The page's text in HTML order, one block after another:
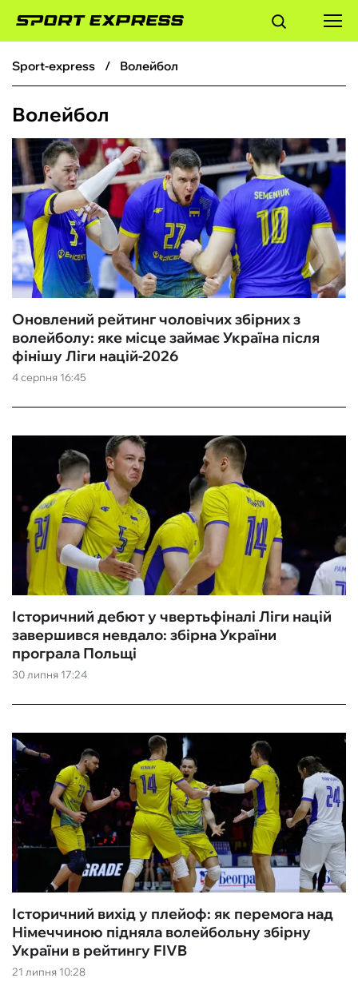
ФУТБОЛ
БОКС
ХОКЕЙ
ТЕНІС
КІБЕРСПОРТ
ЧС-2026
ФУТЗАЛ
ІНШІ
БУКМЕКЕРИ
sport-express Волейбол
Волейбол
4 серпня 16:45
Оновлений рейтинг чоловічих збірних з
волейболу: яке місце займає Україна після
фінішу Ліги націй-2026
30 липня 17:24
Історичний дебют у чвертьфіналі Ліги націй
завершився невдало: збірна України
програла Польщі
21 липня 10:28
Історичний вихід у плейоф: як перемога над
Німеччиною підняла волейбольну збірну
України в рейтингу FIVB